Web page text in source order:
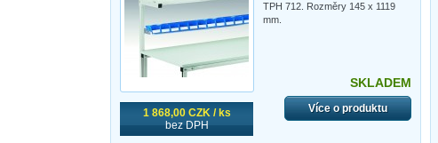
1 868,00 CZK / ks
bez DPH
TPH 712. Rozměry 145 x 1119
mm.
SKLADEM
Více o produktu